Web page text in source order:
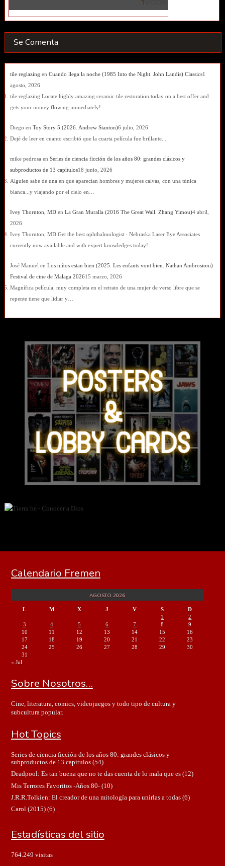
Se Comenta
tile reglazing en Cuando llega la noche (1985 Into the Night. John Landis) Classics1
agosto, 2026
tile reglazing Locate highly amazing ceramic tile restoration today on a best offer and
gets your money flowing immediately!
Diego en Toy Story 5 (2026. Andrew Stanton)6 julio, 2026
Dejé de leer en cuanto escribió que la cuarta película fue brillante...
mike pedrosa en Series de ciencia ficción de los años 80: grandes clásicos y
subproductos de 13 capítulos18 junio, 2026
Alguien sabe de una en que aparecían hombres y mujeres calvas, con una túnica
blanca...y viajando por el cielo en…
Ivey Thornton, MDen La Gran Muralla (2016 The Great Wall. Zhang Yimou)4 abril,
2026
Ivey Thornton, MD Get the best ophthalmologist - Nebraska Laser Eye Associates
currently now available and with expert knowledges today!
José Manuel en Los niños estan bien (2025. Les enfants vont bien. Nathan Ambrosioni)
Festival de cine de Malaga 202615 marzo, 2026
Magnífica película; muy completa en el retrato de una mujer de verso libre que se
repente tiene que lidiar y…
Calendario Fremen
AGOSTO 2026
L M X J V S
D
1
2
3
4 5 6 7 8
9
10
11 12 13 14 15
16
17
18 19 20 21 22
23
24
25 26 27 28 29
30
31
« Jul
Sobre Nosotros…
Cine, literatura, comics, videojuegos y todo tipo de cultura y
subcultura popular.
Hot Topics
Series de ciencia ficción de los años 80: grandes clásicos y
subproductos de 13 capítulos(54)
Deadpool: Es tan buena que no te das cuenta de lo mala que es(12)
Mis Terrores Favoritos -Años 80-(10)
J.R.R.Tolkien: El creador de una mitología para unirlas a todas(6)
Carol (2015)(6)
Estadísticas del sitio
764.249 visitas